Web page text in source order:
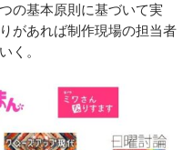
の基本原則に基づいて実
があれば制作現場の担当者
く。